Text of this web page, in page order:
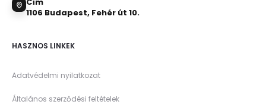
1106 Budapest, Fehér út 10.
HASZNOS LINKEK
Adatvédelmi nyilatkozat
Általános szerződési feltételek